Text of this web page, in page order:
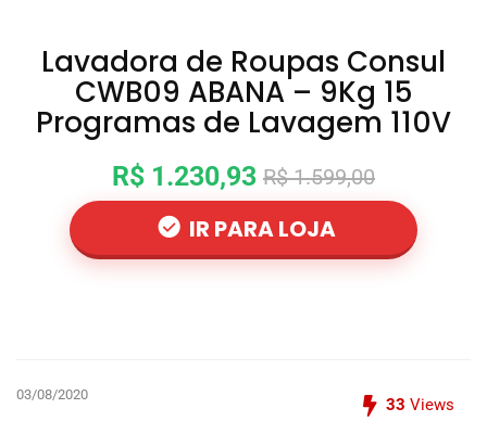
Lavadora de Roupas Consul
CWB09 ABANA – 9Kg 15
Programas de Lavagem 110V
R$ 1.230,93 R$ 1.599,00
IR PARA LOJA
03/08/2020
33 Views